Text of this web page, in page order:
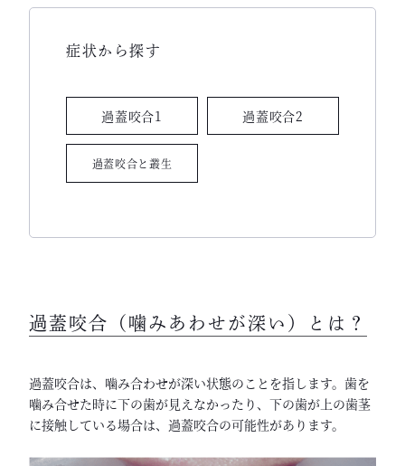
症状から探す
過蓋咬合1 過蓋咬合2
過蓋咬合と叢生
過蓋咬合（噛みあわせが深い）とは？
過蓋咬合は、噛み合わせが深い状態のことを指します。歯を
噛み合せた時に下の歯が見えなかったり、下の歯が上の歯茎
に接触している場合は、過蓋咬合の可能性があります。